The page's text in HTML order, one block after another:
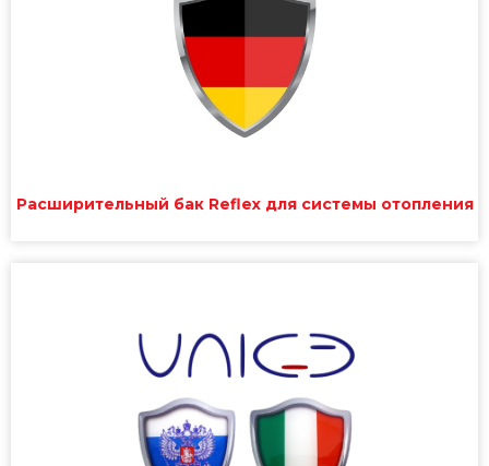
Расширительный бак Reflex для системы отопления